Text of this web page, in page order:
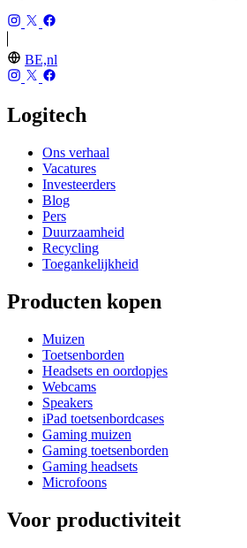
BE,nl
Logitech
Ons verhaal
Vacatures
Investeerders
Blog
Pers
Duurzaamheid
Recycling
Toegankelijkheid
Producten kopen
Muizen
Toetsenborden
Headsets en oordopjes
Webcams
Speakers
iPad toetsenbordcases
Gaming muizen
Gaming toetsenborden
Gaming headsets
Microfoons
Voor productiviteit